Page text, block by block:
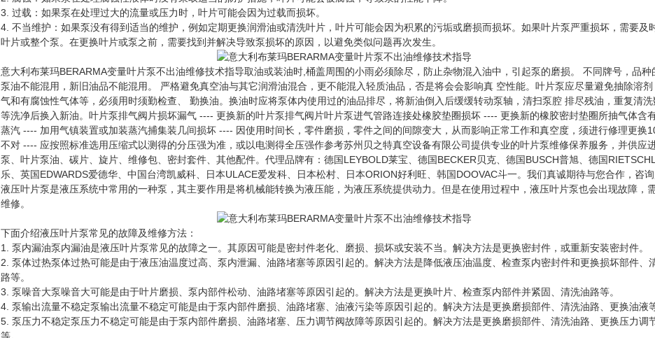
3. 过载：如果泵在处理过大的流量或压力时，叶片可能会因为过载而损坏。
4. 不当维护：如果泵没有得到适当的维护，例如定期更换润滑油或清洗叶片，叶片可能会因为积累的污垢或磨损而损坏。如果叶片泵严重损坏，需要及
叶片或整个泵。在更换叶片或泵之前，需要找到并解决导致泵损坏的原因，以避免类似问题再次发生。
意大利布莱玛BERARMA变量叶片泵不出油维修技术指导取油或装油时,桶盖周围的小雨必须除尽，防止杂物混入油中，引起泵的磨损。 不同牌号，品种
泵油不能混用，新旧油品不能混用。 严格避免真空油与其它润滑油混合，更不能混入轻质油品，否是将会会影响真 空性能。叶片泵应尽量避免抽除溶
气和有腐蚀性气体等，必须用时须勤检查、 勤换油。换油时应将泵体内使用过的油品排尽，将新油倒入后缓缓转动泵轴，清扫泵腔 排尽残油，重复清
等洗净后换入新油。叶片泵排气阀片损坏漏气 ---- 更换新的叶片泵排气阀片叶片泵进气管路连接处橡胶垫圈损坏 ---- 更换新的橡胶密封垫圈所抽气体含
蒸汽 ---- 加用气镇装置或加装蒸汽捕集装几间损坏 ---- 因使用时间长，零件磨损，零件之间的间隙变大，从而影响正常工作和真空度，须进行修理更换
不对 ---- 应按照标准选用压缩式以测得的分压强为准，或以电测得全压强作参考苏州贝之特真空设备有限公司提供专业的叶片泵维修保养服务，并供应
泵、叶片泵油、碳片、旋片、维修包、密封套件、其他配件。代理品牌有：德国LEYBOLD莱宝、德国BECKER贝克、德国BUSCH普旭、德国
乐、英国EDWARDS爱德华、中国台湾凯威科、日本ULACE爱发科、日本松村、日本ORION好利旺、韩国DOOVAC斗一。我们真诚期待与您合作，咨
液压叶片泵是液压系统中常用的一种泵，其主要作用是将机械能转换为液压能，为液压系统提供动力。但是在使用过程中，液压叶片泵也会出现故障，
维修。
下面介绍液压叶片泵常见的故障及维修方法：
1. 泵内漏油泵内漏油是液压叶片泵常见的故障之一。其原因可能是密封件老化、磨损、损坏或安装不当。解决方法是更换密封件，或重新安装密封件。
2. 泵体过热泵体过热可能是由于液压油温度过高、泵内泄漏、油路堵塞等原因引起的。解决方法是降低液压油温度、检查泵内密封件和更换损坏部件、
路等。
3. 泵噪音大泵噪音大可能是由于叶片磨损、泵内部件松动、油路堵塞等原因引起的。解决方法是更换叶片、检查泵内部件并紧固、清洗油路等。
4. 泵输出流量不稳定泵输出流量不稳定可能是由于泵内部件磨损、油路堵塞、油液污染等原因引起的。解决方法是更换磨损部件、清洗油路、更换油液
5. 泵压力不稳定泵压力不稳定可能是由于泵内部件磨损、油路堵塞、压力调节阀故障等原因引起的。解决方法是更换磨损部件、清洗油路、更换压力调